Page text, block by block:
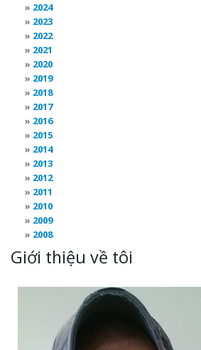
2024
2023
2022
2021
2020
2019
2018
2017
2016
2015
2014
2013
2012
2011
2010
2009
2008
Giới thiệu về tôi